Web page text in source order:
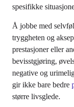
spesifikke
Å jobbe med
tryggheten og
prestasjoner eller
bevisstgjøring,
negative og
gir ikke bare bedre
større livsglede.